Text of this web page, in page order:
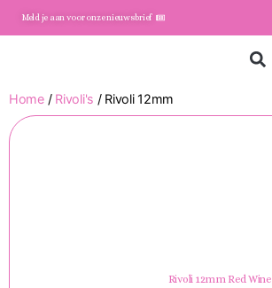
Meld je aan voor onze nieuwsbrief
Home/ Rivoli's / Rivoli 12mm
Rivoli 12mm Red Wine